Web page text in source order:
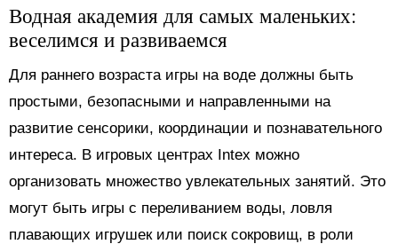
Водная академия для самых маленьких:
веселимся и развиваемся
Для раннего возраста игры на воде должны быть
простыми, безопасными и направленными на
развитие сенсорики, координации и познавательного
интереса. В игровых центрах Intex можно
организовать множество увлекательных занятий. Это
могут быть игры с переливанием воды, ловля
плавающих игрушек или поиск сокровищ, в роли